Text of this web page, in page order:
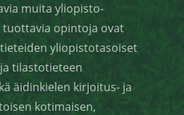
muita yliopisto-
opintoja ovat
yliopistotasoiset
tilastotieteen
äidinkielen kirjoitus- ja
kotimaisen,